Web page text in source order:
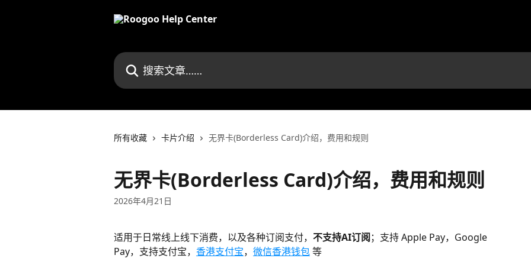
搜索文章……
所有收藏 卡片介绍 无界卡(Borderless Card)介绍，费用和规则
无界卡(Borderless Card)介绍，费用和规则
2026年4月21日
适用于日常线上线下消费，以及各种订阅支付， 不支持AI订阅；支持 Apple Pay，Google
Pay，支持支付宝， 香港支付宝， 微信香港钱包 等